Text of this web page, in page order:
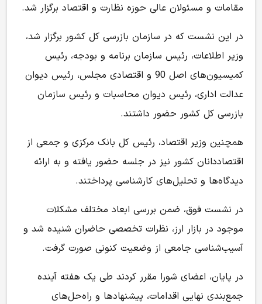
مقامات و مسئولان عالی حوزه نظارت و اقتصاد برگزار شد.
در این نشست که در سازمان بازرسی کل کشور برگزار شد،
وزیر اطلاعات، رئیس سازمان برنامه و بودجه، رئیس
کمیسیون‌های اصل 90 و اقتصادی مجلس، رئیس دیوان
عدالت اداری، رئیس دیوان محاسبات و رئیس سازمان
بازرسی کل کشور حضور داشتند.
همچنین وزیر اقتصاد، رئیس کل بانک مرکزی و جمعی از
اقتصاددانان کشور نیز در جلسه حضور یافته و به ارائه
دیدگاه‌ها و تحلیل‌های کارشناسی پرداختند.
در نشست فوق، ضمن بررسی ابعاد مختلف مشکلات
موجود در بازار ارز، نظرات تخصصی حاضران شنیده شد و
آسیب‌شناسی جامعی از وضعیت کنونی صورت گرفت.
در پایان، اعضای شورا مقرر کردند طی یک هفته آینده
جمع‌بندی نهایی اقدامات، پیشنهادها و راه‌حل‌های